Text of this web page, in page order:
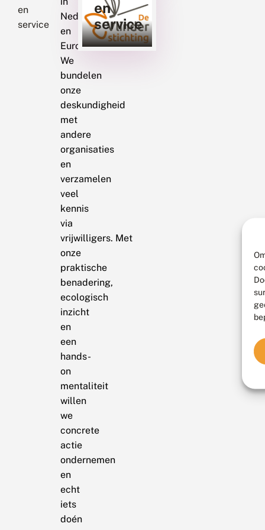
en
service
Nederland
en
Europa.
We
bundelen
onze
deskundigheid
met
andere
organisaties
en
verzamelen
veel
kennis
via
vrijwilligers. Met
onze
praktische
benadering,
ecologisch
inzicht
en
een
hands-
on
mentaliteit
willen
we
concrete
actie
ondernemen
en
echt
iets
doén
en
service